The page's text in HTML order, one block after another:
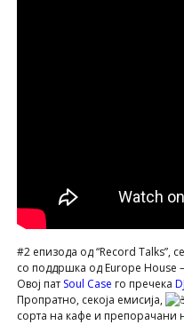
#2 епизода од “Record Talks”,
со поддршка од Europe House
Овој пат Soul Case го пречекa
Пропратно, секоја емисија,
сорта на кафе и препорачани